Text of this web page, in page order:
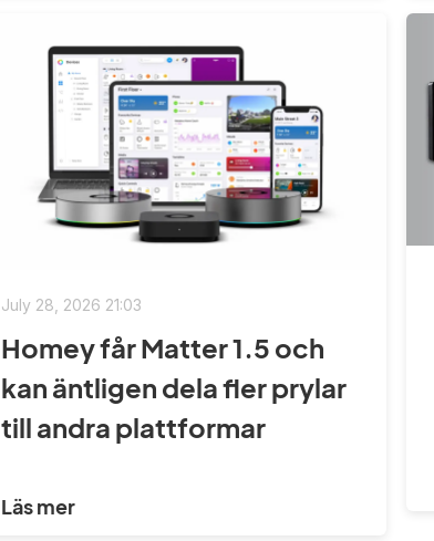
July 28, 2026 21:03
Homey får Matter 1.5 och
kan äntligen dela fler prylar
till andra plattformar
Läs mer